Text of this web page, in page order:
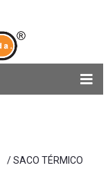
/ SACO TÉRMICO